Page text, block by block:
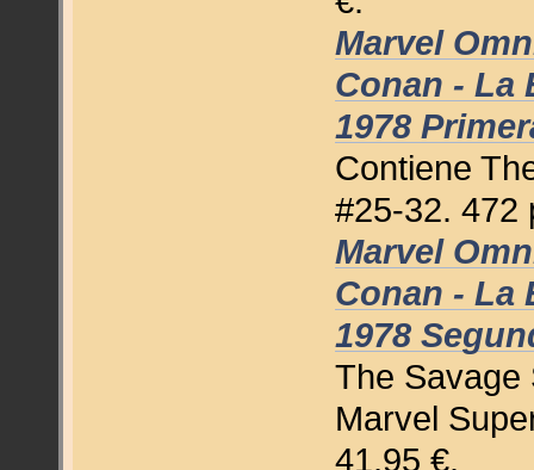
Marvel
Conan - La
1978
Contiene
#25-32. 472
Marvel
Conan - La
1978
The Savage
Marvel
41,95 €.